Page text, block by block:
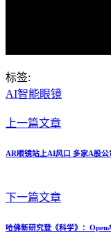
标签:
AI智能眼镜
上一篇文章
AR眼镜站上AI风口 多家A股
下一篇文章
哈佛新研究登《科学》：